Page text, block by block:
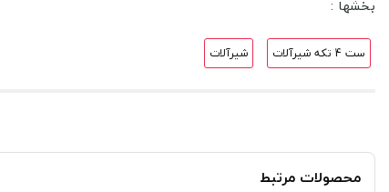
بخشها :
ست 4 تکه شیرآلات شیرآلات
محصولات مرتبط